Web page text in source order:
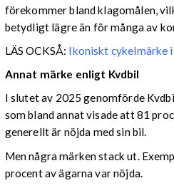
förekommer bland klagomålen,
betydligt lägre än för många av
LÄS OCKSÅ: Ikoniskt cykelmärke
Annat märke enligt Kvdbil
I slutet av 2025 genomförde
som bland annat visade att 81
generellt är nöjda med sin bil.
Men några märken stack ut.
procent av ägarna var nöjda.